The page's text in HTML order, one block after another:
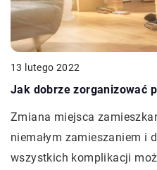
13 lutego 2022
Jak dobrze zorganizować
Zmiana miejsca
niemałym zamieszaniem i
wszystkich komplikacji